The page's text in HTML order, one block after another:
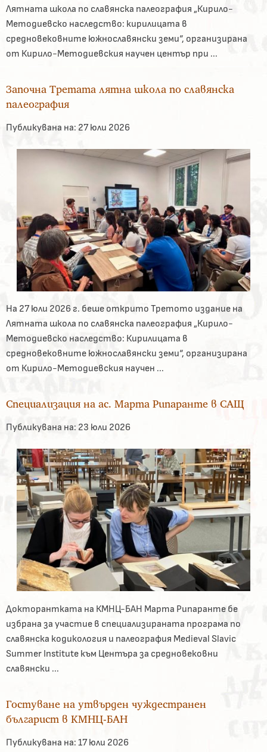
Лятната школа по славянска палеография „Кирило-
Методиевско наследство: кирилицата в
средновековните южнославянски земи“, организирана
от Кирило-Методиевския научен център при ...
Започна Третата лятна школа по славянска
палеография
Публикувана на: 27 юли 2026
На 27 юли 2026 г. беше открито Третото издание на
Лятната школа по славянска палеография „Кирило-
Методиевско наследство: Кирилицата в
средновековните южнославянски земи“, организирана
от Кирило-Методиевския научен ...
Специализация на ас. Марта Рипаранте в САЩ
Публикувана на: 23 юли 2026
Докторантката на КМНЦ-БАН Марта Рипаранте бе
избрана за участие в специализираната програма по
славянска кодикология и палеография Medieval Slavic
Summer Institute към Центъра за средновековни
славянски ...
Гостуване на утвърден чуждестранен
българист в КМНЦ-БАН
Публикувана на: 17 юли 2026